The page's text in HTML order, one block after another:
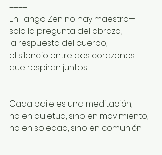
====
En Tango Zen no hay maestro—
solo la pregunta del abrazo,
la respuesta del cuerpo,
el silencio entre dos corazones
que respiran juntos.
Cada baile es una meditación,
no en quietud, sino en movimiento,
no en soledad, sino en comunión.